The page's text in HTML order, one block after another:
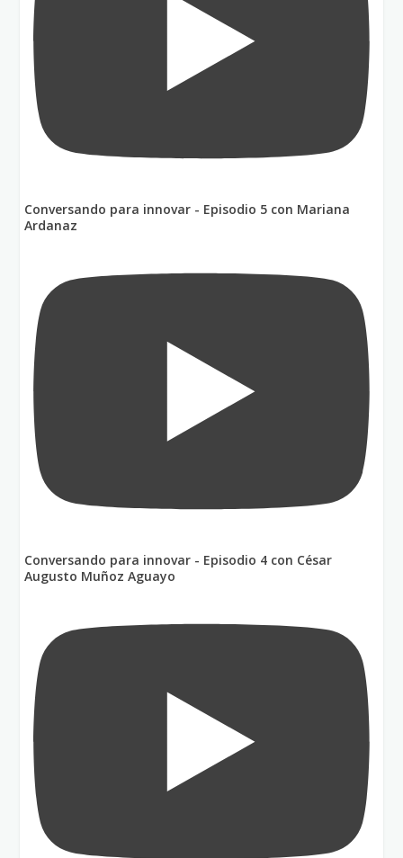
Conversando para innovar - Episodio 5 con Mariana
Ardanaz
Conversando para innovar - Episodio 4 con César
Augusto Muñoz Aguayo